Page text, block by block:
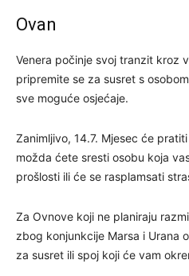
Ovan
Venera počinje svoj tranzit kroz
pripremite se za susret s
sve moguće osjećaje.
Zanimljivo, 14.7. Mjesec će
možda ćete sresti osobu koja
prošlosti ili će se rasplamsati
Za Ovnove koji ne planiraju
zbog konjunkcije Marsa i Urana
za susret ili spoj koji će vam